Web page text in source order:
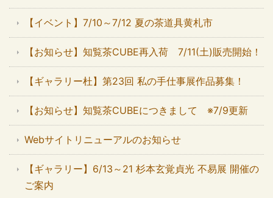
【イベント】7/10～7/12 夏の茶道具黄札市
【お知らせ】知覧茶CUBE再入荷 7/11(土)販売開始！
【ギャラリー杜】第23回 私の手仕事展作品募集！
【お知らせ】知覧茶CUBEにつきまして ※7/9更新
Webサイトリニューアルのお知らせ
【ギャラリー】6/13～21 杉本玄覚貞光 不易展 開催の
ご案内